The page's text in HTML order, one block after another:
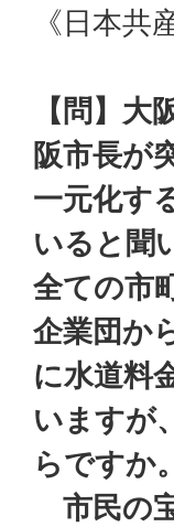
《日本
【問】
阪市長が
一元化す
いると聞
全ての市
企業団か
に水道料
いますが
らですか。
市民の